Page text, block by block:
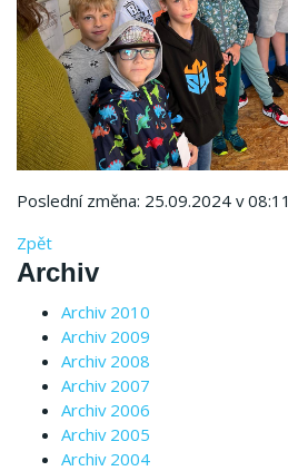
Poslední změna: 25.09.2024 v 08:11
Zpět
Archiv
Archiv 2010
Archiv 2009
Archiv 2008
Archiv 2007
Archiv 2006
Archiv 2005
Archiv 2004